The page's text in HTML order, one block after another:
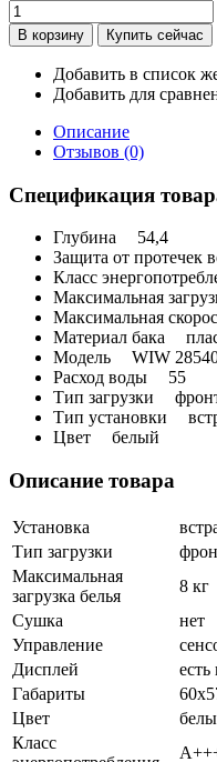
Добавить в список
Добавить для
Описание
Отзывов (0)
Спецификация
Глубина
54,4
Защита от протечек
Класс
Максимальная
Максимальная
Материал бака
Модель
WIW
Расход воды
55
Тип загрузки
Тип установки
Цвет
белый
Описание товара
Установка
Тип загрузки
Максимальная
загрузка белья
8 кг
Сушка
нет
Управление
Дисплей
Габариты
Цвет
Класс